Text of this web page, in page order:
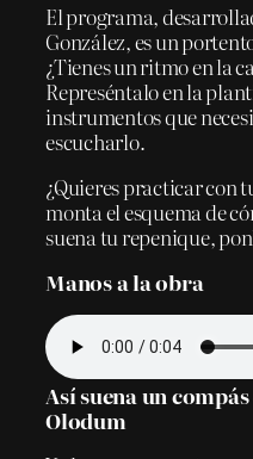
El programa,
González, es un
¿Tienes un ritmo en la
Represéntalo en la
instrumentos que
escucharlo.
¿Quieres practicar con
monta el esquema de
suena tu repenique,
Manos a la obra
Así suena un
Olodum